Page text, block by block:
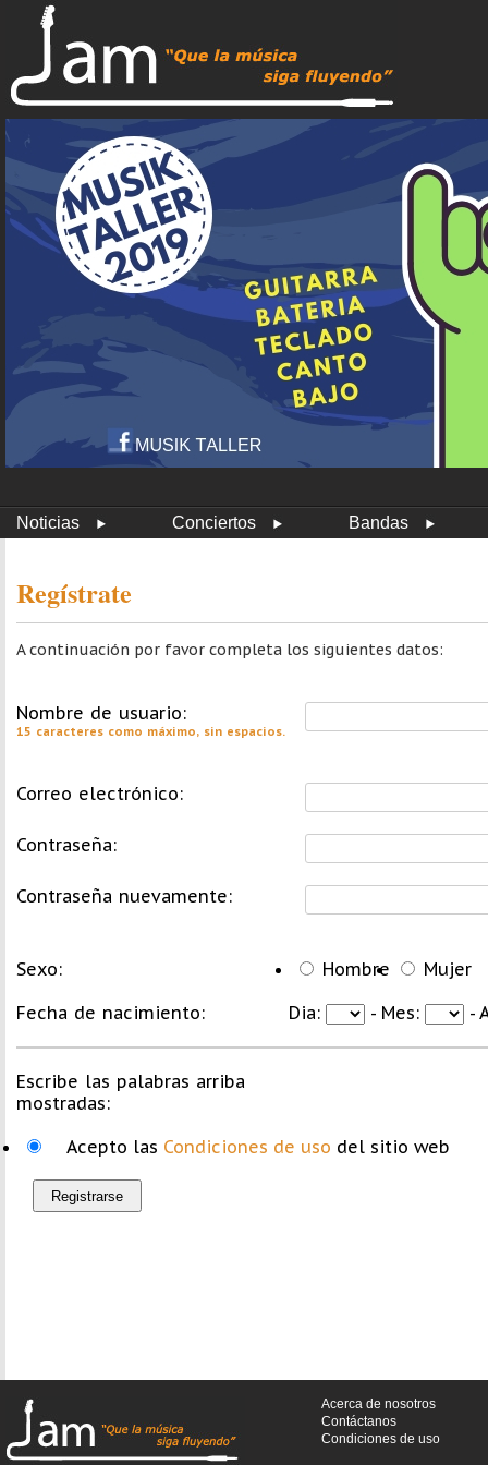
Noticias Conciertos Bandas
Regístrate
A continuación por favor completa los siguientes datos:
Nombre de usuario:
15 caracteres como máximo, sin espacios.
Correo electrónico:
Contraseña:
Contraseña nuevamente:
Sexo: Hombre
Mujer
Fecha de nacimiento:
Dia: - Mes: -
Escribe las palabras arriba
mostradas:
Acepto las Condiciones de uso del sitio web
Acerca de nosotros
Contáctanos
Condiciones de uso